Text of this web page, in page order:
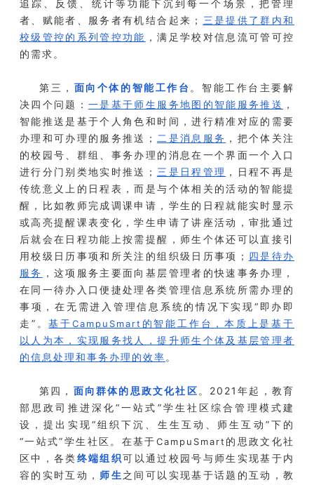
追踪、反馈、统计等功能下沉到每一个场景，把管理
者、赋能者、服务者有机结合起来； 三是提供了群内和
校级管控的系列管控功能 ，满足学校对信息流可管可控
的需求。
第三， 面向个体的智能工作台 。智能工作台主要解
决四个问题：一是基于师生服务地图的智能服务推送 ，
智能推送是基于个人角色和时间，进行精准对应的需要
办理和可办理的服务推送； 二是消息服务 ，把个体关注
的校园号、群组、事务办理的消息在一个界面一个入口
进行分门别类地实时推送； 三是日程管理 ，日程不再是
传统意义上的日程表，而是与个体相关的活动的智能提
醒，比如教师完成调课申请，学生的日程就能实时显示
或高亮提醒课表变化，学生申请了讲座活动，审批通过
后就会在日程功能上按需提醒，师生个体还可以直接引
用校级日历事项和所关注的组织级日历事项； 四是待办
服务 ，这项服务主要面向基层管理者的快速事务办理，
在同一待办入口便捷处理各类管理信息系统所需办理的
事项，在无需进入管理信息系统的情况下实现“即办即
走”。基于CampuSmart 的智能工作台，本质上是基于
以人为本，实现服务找人，提升师生个体及基层管理者
的信息处理和事务办理的效率 。
第四， 面向群体的思政文化社区 。2021年起，教育
部思政司推进深化“一站式”学生社区综合管理模式建
设，提出实现“组织下沉、生生互动、师生互动”下的
“一站式”学生社区。在基于CampuSmart 的思政文化社
区中，各类终端组织可以通过校园号与师生实现基于内
容的实时互动， 师生 之间可以实现基于话题的互动，教